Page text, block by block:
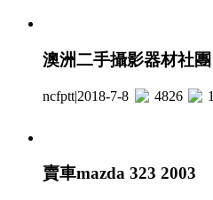
澳洲二手攝影器材社團
ncfptt|2018-7-8 4826 1
賣車mazda 323 2003